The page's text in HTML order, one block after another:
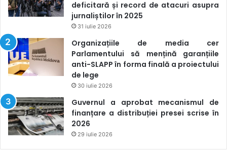
deficitară și record de atacuri asupra
jurnaliștilor în 2025
31 iulie 2026
Organizațiile de media cer
Parlamentului să mențină garanțiile
anti-SLAPP în forma finală a proiectului
de lege
30 iulie 2026
Guvernul a aprobat mecanismul de
finanțare a distribuției presei scrise în
2026
29 iulie 2026